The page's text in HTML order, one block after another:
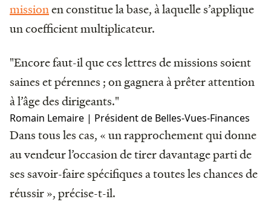
missionen constitue la base, à laquelle s’applique
un coefficient multiplicateur.
"Encore faut-il que ces lettres de missions soient
saines et pérennes ; on gagnera à prêter attention
à l’âge des dirigeants."
Romain Lemaire | Président de Belles-Vues-Finances
Dans tous les cas, « un rapprochement qui donne
au vendeur l’occasion de tirer davantage parti de
ses savoir-faire spécifiques a toutes les chances de
réussir », précise-t-il.